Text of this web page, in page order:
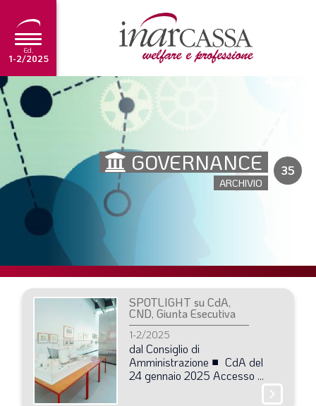
Ed.
1-2/2025
NEWS
EDITORIALE
TUTORIAL
SCADENZARIO
ARCHIVIO
Ultima edizione
1-2/2025
SOMMARIO
EDITORIALE
PREVIDENZA
FOCUS
GOVERNANCE
ARCHIVIO
35
SPOTLIGHT su CdA,
CND, Giunta Esecutiva
1-2/2025
dal Consiglio di
Amministrazione ■ CdA del
24 gennaio 2025 Accesso ...
chevron_right